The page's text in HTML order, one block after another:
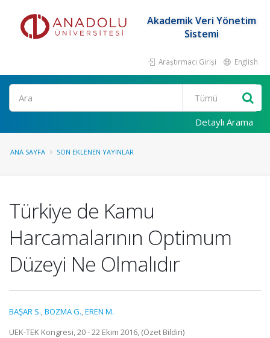
Akademik Veri Yönetim
Sistemi
Araştırmacı Girişi English
Ara
Detaylı Arama
ANA SAYFA SON EKLENEN YAYINLAR
Türkiye de Kamu
Harcamalarının Optimum
Düzeyi Ne Olmalıdır
BAŞAR S.,BOZMA G.,EREN M.
UEK-TEK Kongresi, 20 - 22 Ekim 2016, (Özet Bildiri)